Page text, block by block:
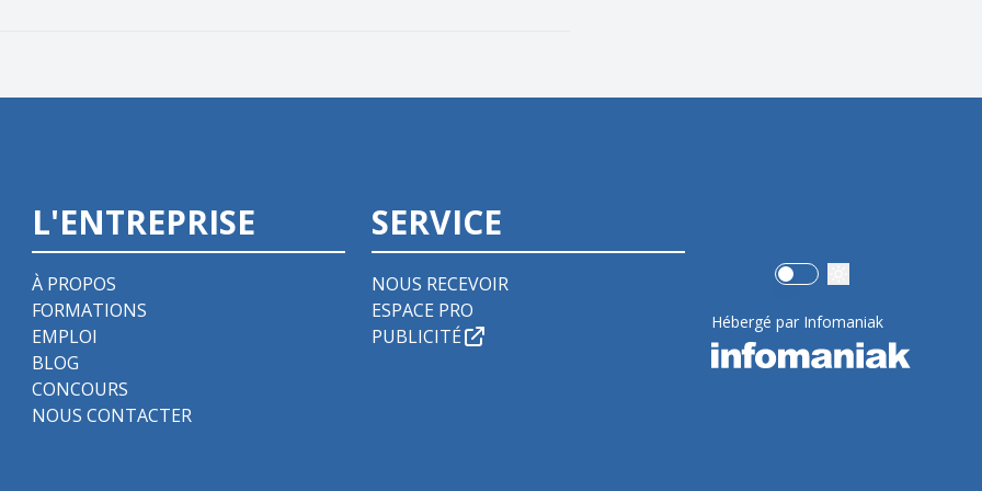
L'ENTREPRISE
À PROPOS
FORMATIONS
EMPLOI
BLOG
CONCOURS
NOUS CONTACTER
SERVICE
NOUS RECEVOIR
ESPACE PRO
PUBLICITÉ
Use setting
Hébergé par Infomaniak